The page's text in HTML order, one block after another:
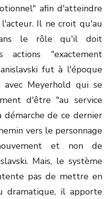
afin d'atteindre
Il ne croit qu'au
le rôle qu'il doit
actions "exactement
fut à l'époque
Meyerhold qui se
d'être "au service
de ce dernier
vers le personnage
et non de
Mais, le système
pas de mettre en
dramatique, il apporte